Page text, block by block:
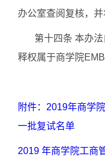
办公室查阅复核，并
第十四条 本办法
释权属于商学院
附件：2019年商学
一批复试名单
2019 年商学院工商